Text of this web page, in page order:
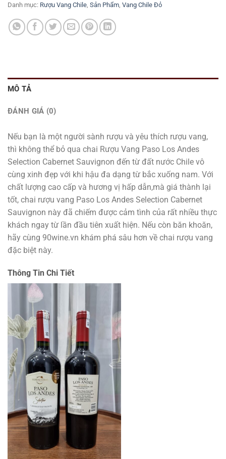
Danh mục: Rượu Vang Chile Sản Phẩm Vang Chile Đỏ
MÔ TẢ
ĐÁNH GIÁ (0)
Nếu bạn là một người sành rượu và yêu thích rượu vang,
thì không thể bỏ qua chai Rượu Vang Paso Los Andes
Selection Cabernet Sauvignon đến từ đất nước Chile vô
cùng xinh đẹp với khi hậu đa dạng từ bắc xuống nam. Với
chất lượng cao cấp và hương vị hấp dẫn,mà giá thành lại
tốt, chai rượu vang Paso Los Andes Selection Cabernet
Sauvignon này đã chiếm được cảm tình của rất nhiều thực
khách ngay từ lần đầu tiên xuất hiện. Nếu còn băn khoăn,
hãy cùng 90wine.vn khám phá sâu hơn về chai rượu vang
đặc biệt này.
Thông Tin Chi Tiết